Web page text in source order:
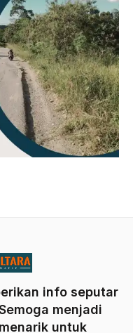
info seputar
menjadi
untuk